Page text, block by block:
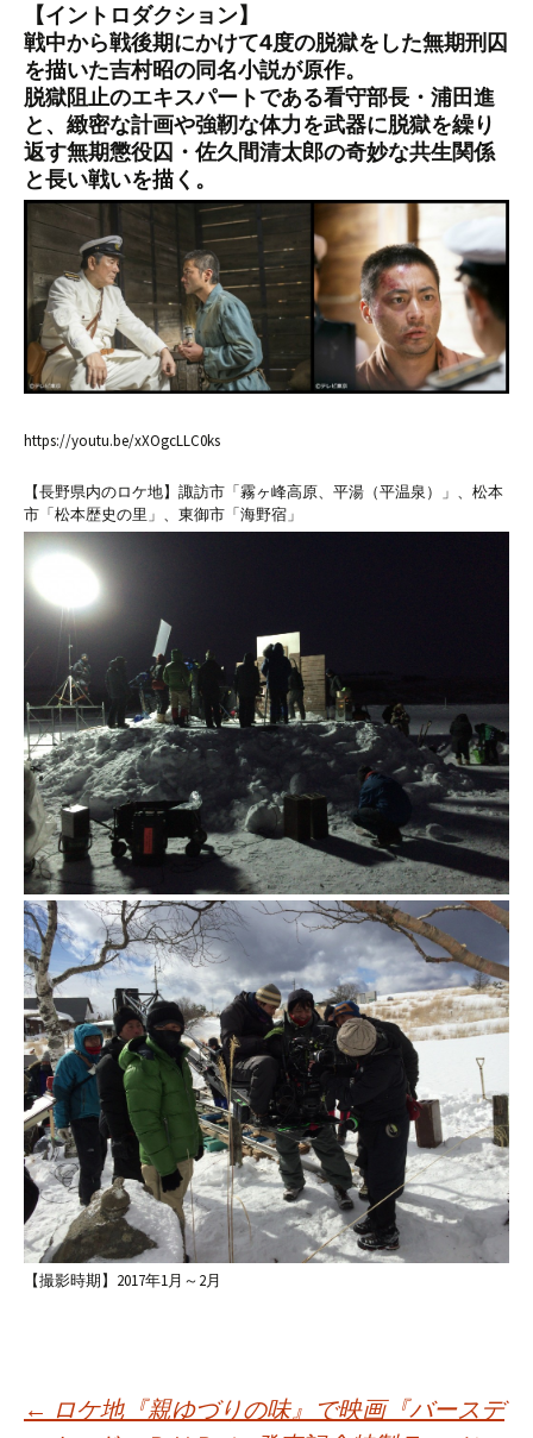
【イントロダクション】
戦中から戦後期にかけて4度の脱獄をした無期刑囚
を描いた吉村昭の同名小説が原作。
脱獄阻止のエキスパートである看守部長・浦田進
と、緻密な計画や強靭な体力を武器に脱獄を繰り
返す無期懲役囚・佐久間清太郎の奇妙な共生関係
と長い戦いを描く。
https://youtu.be/xXOgcLLC0ks
【長野県内のロケ地】諏訪市「霧ヶ峰高原、平湯（平温泉）」、松本
市「松本歴史の里」、東御市「海野宿」
【撮影時期】2017年1月～2月
← ロケ地『親ゆづりの味』で映画『バースデ